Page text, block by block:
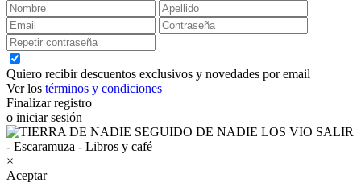
Quiero recibir descuentos exclusivos y novedades por email
Ver los términos y condiciones
Finalizar registro
o iniciar sesión
×
Aceptar